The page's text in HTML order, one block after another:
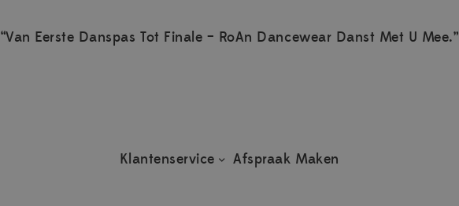
“Van Eerste Danspas Tot Finale – RoAn Dancewear Danst Met U Mee.”
Klantenservice Afspraak Maken